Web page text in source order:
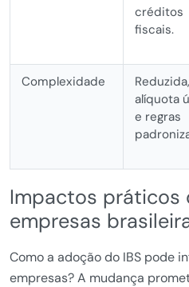
créditos
fiscais.
Complexidade
alíquota
e regras
Impactos práticos
empresas
Como a adoção do IBS pode
empresas? A mudança